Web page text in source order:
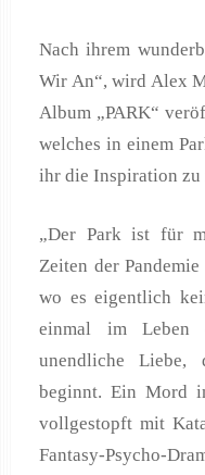
Nach ihrem
Wir An“, wird Alex
Album „PARK“
welches in einem
ihr die Inspiration zu
„Der Park ist für
Zeiten der
wo es eigentlich
einmal im Leben
unendliche Liebe,
beginnt. Ein Mord
vollgestopft mit
Fantasy-Psycho-